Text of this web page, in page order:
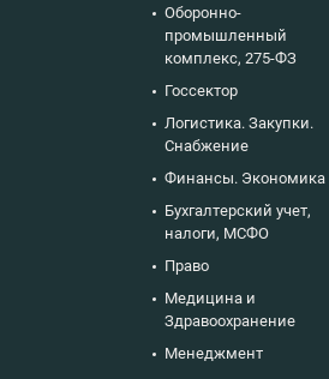
Оборонно-
промышленный
комплекс, 275-ФЗ
Госсектор
Логистика. Закупки.
Снабжение
Финансы. Экономика
Бухгалтерский учет,
налоги, МСФО
Право
Медицина и
Здравоохранение
Менеджмент